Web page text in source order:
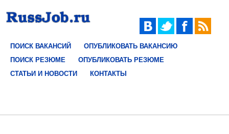
ПОИСК ВАКАНСИЙ
ОПУБЛИКОВАТЬ ВАКАНСИЮ
ПОИСК РЕЗЮМЕ
ОПУБЛИКОВАТЬ РЕЗЮМЕ
СТАТЬИ И НОВОСТИ
КОНТАКТЫ